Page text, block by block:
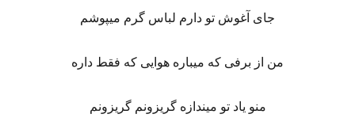
جای آغوش تو دارم لباس گرم میپوشم
من از برفی که میباره هوایی که فقط داره
منو یاد تو میندازه گریزونم گریزونم